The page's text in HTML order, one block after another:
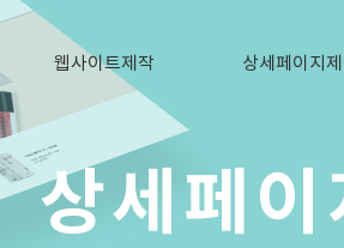
웹사이트제작 상세페이지
상세페